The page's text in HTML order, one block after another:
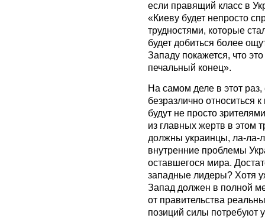
если правящий класс в
«Киеву будет непросто
трудностями, которые
будет добиться более
Западу покажется, что
печальный конец».
На самом деле в этот
безразлично относиться
будут не просто
из главных жертв в этом
должны украинцы, ла-ла-
внутренние проблемы
оставшегося мира.
западные лидеры? Хотя
Запад должен в полной
от правительства
позиций силы потребуют